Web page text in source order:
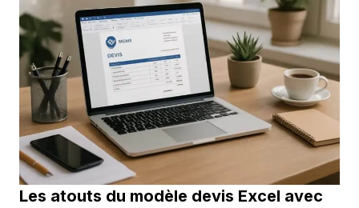
Les atouts du modèle devis Excel avec